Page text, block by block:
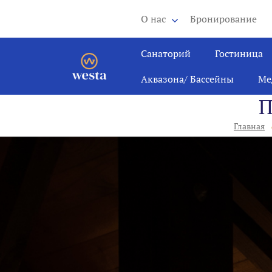
О нас Бронирование
Санаторий
Гостиница
Аквазона/ Бассейны
Главная